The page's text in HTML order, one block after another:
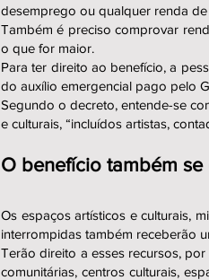
desemprego ou qualquer renda
Também é preciso comprovar
o que for maior.
Para ter direito ao benefício, a
do auxílio emergencial pago pelo
Segundo o decreto, entende-se
e culturais, “incluídos artistas,
O benefício também
Os espaços artísticos e culturais,
interrompidas também receberão
Terão direito a esses recursos,
comunitárias, centros culturais,